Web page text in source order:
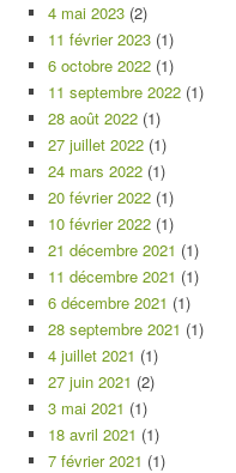
4 mai 2023 (2)
11 février 2023 (1)
6 octobre 2022 (1)
11 septembre 2022 (1)
28 août 2022 (1)
27 juillet 2022 (1)
24 mars 2022 (1)
20 février 2022 (1)
10 février 2022 (1)
21 décembre 2021 (1)
11 décembre 2021 (1)
6 décembre 2021 (1)
28 septembre 2021 (1)
4 juillet 2021 (1)
27 juin 2021 (2)
3 mai 2021 (1)
18 avril 2021 (1)
7 février 2021 (1)